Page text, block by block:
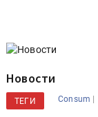
Новости
ТЕГИ Consum |